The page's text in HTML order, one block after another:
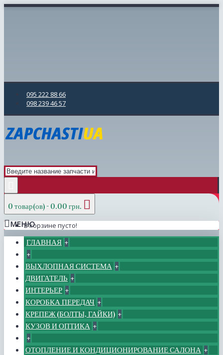
095 222 88 66
098 239 46 57
0 товар(ов) - 0.00 грн.
В корзине пусто!
МЕНЮ
ГЛАВНАЯ +
+
ВЫХЛОПНАЯ СИСТЕМА +
ДВИГАТЕЛЬ +
ИНТЕРЬЕР +
КОРОБКА ПЕРЕДАЧ +
КРЕПЕЖ (БОЛТЫ, ГАЙКИ) +
КУЗОВ И ОПТИКА +
+
ОТОПЛЕНИЕ И КОНДИЦИОНИРОВАНИЕ САЛОНА +